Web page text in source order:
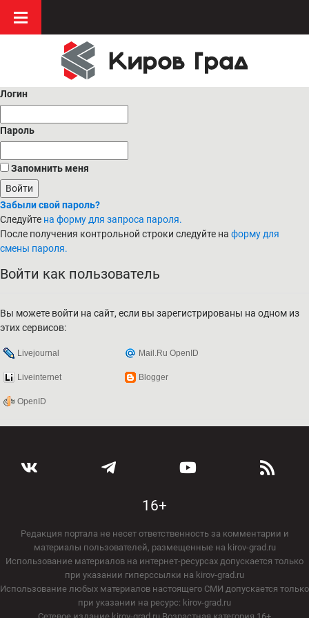
Логин
Пароль
Запомнить меня
Забыли свой пароль?
Следуйте на форму для запроса пароля.
После получения контрольной строки следуйте на форму для
смены пароля.
Войти как пользователь
Вы можете войти на сайт, если вы зарегистрированы на одном из
этих сервисов:
Livejournal Mail.Ru OpenID
Liveinternet Blogger
OpenID
16+
Редакция портала не несет ответственность за комментарии и
материалы пользователей, размещенные на kirov-grad.ru
Использование материалов на интернет-ресурсах допускается только
при указании гиперссылки на kirov-grad.ru
Использование любых материалов настоящего СМИ допускается только
при указании на ресурс: kirov-grad.ru